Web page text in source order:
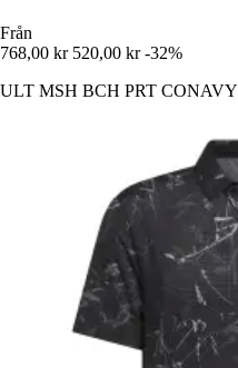
Från
768,00 kr 520,00 kr -32%
ULT MSH BCH PRT CONAVY